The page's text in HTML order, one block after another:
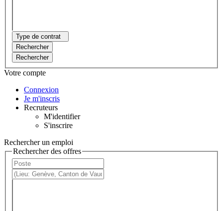
Type de contrat
Rechercher
Rechercher
Votre compte
Connexion
Je m'inscris
Recruteurs
M'identifier
S'inscrire
Rechercher un emploi
Rechercher des offres